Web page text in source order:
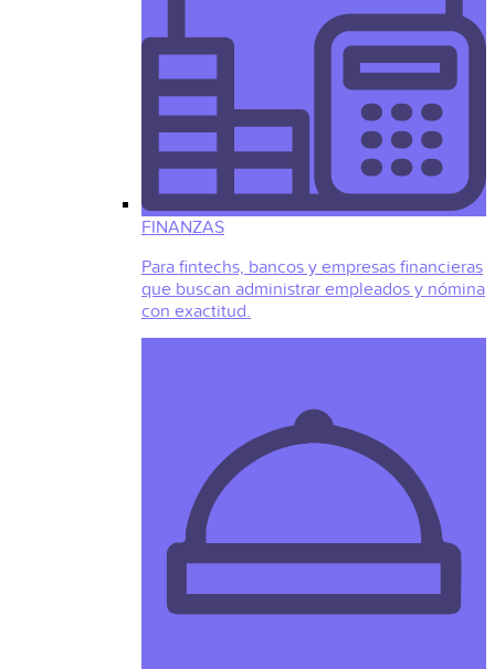
FINANZAS
Para fintechs, bancos y empresas financieras
que buscan administrar empleados y nómina
con exactitud.